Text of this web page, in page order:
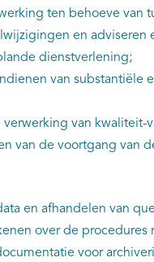
ten behoeve van
en
dienstverlening;
van substantiële
van kwaliteit-
van de voortgang van
en afhandelen van
over de
voor